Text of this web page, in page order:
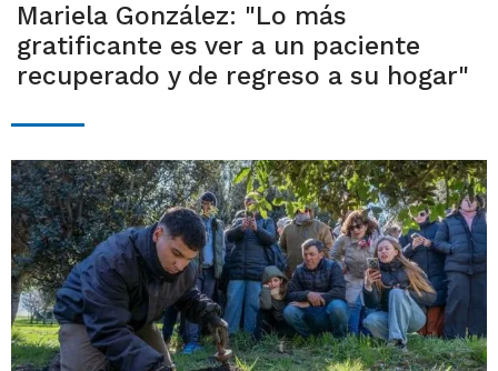
Mariela González: "Lo más
gratificante es ver a un paciente
recuperado y de regreso a su hogar"